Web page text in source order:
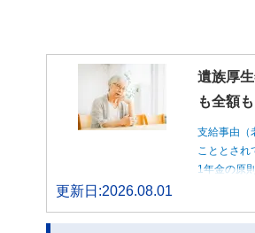
遺族厚
も全額
支給事由（
こととさ
1年金の原
更新日:2026.08.01